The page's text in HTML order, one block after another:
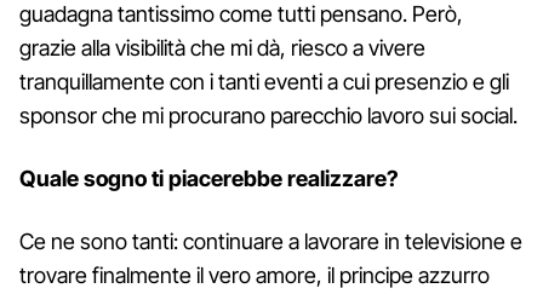
guadagna tantissimo come tutti pensano. Però,
grazie alla visibilità che mi dà, riesco a vivere
tranquillamente con i tanti eventi a cui presenzio e gli
sponsor che mi procurano parecchio lavoro sui social.
Quale sogno ti piacerebbe realizzare?
Ce ne sono tanti: continuare a lavorare in televisione e
trovare finalmente il vero amore, il principe azzurro